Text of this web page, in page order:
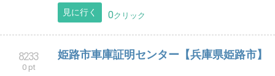
見に行く 0クリック
8233
0 pt
姫路市車庫証明センター【兵庫県姫路市】